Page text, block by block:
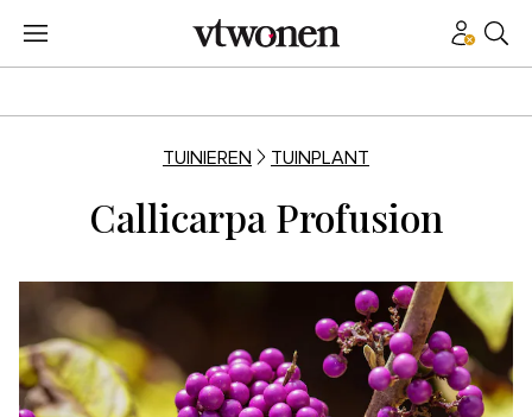
TUINIEREN TUINPLANT
Callicarpa Profusion